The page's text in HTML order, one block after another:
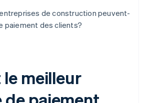
de construction peuvent-
paiement des clients?
le meilleur